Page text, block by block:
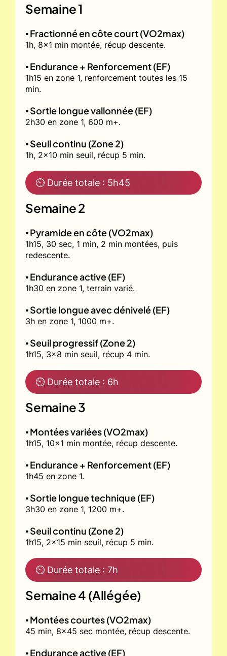
Semaine 1
▪️ Fractionné en côte court (VO2max)
1h, 8x1 min montée, récup descente.
▪️ Endurance + Renforcement (EF)
1h15 en zone 1, renforcement toutes les 15
min.
▪️ Sortie longue vallonnée (EF)
2h30 en zone 1, 600 m+.
▪️ Seuil continu (Zone 2)
1h, 2x10 min seuil, récup 5 min.
⏲ Durée totale : 5h45
Semaine 2
▪️ Pyramide en côte (VO2max)
1h15, 30 sec, 1 min, 2 min montées, puis
redescente.
▪️ Endurance active (EF)
1h30 en zone 1, terrain varié.
▪️ Sortie longue avec dénivelé (EF)
3h en zone 1, 1000 m+.
▪️ Seuil progressif (Zone 2)
1h15, 3x8 min seuil, récup 4 min.
⏲ Durée totale : 6h
Semaine 3
▪️ Montées variées (VO2max)
1h15, 10x1 min montée, récup descente.
▪️ Endurance + Renforcement (EF)
1h45 en zone 1.
▪️ Sortie longue technique (EF)
3h30 en zone 1, 1200 m+.
▪️ Seuil continu (Zone 2)
1h15, 2x15 min seuil, récup 5 min.
⏲ Durée totale : 7h
Semaine 4 (Allégée)
▪️ Montées courtes (VO2max)
45 min, 8x45 sec montée, récup descente.
▪️ Endurance active (EF)